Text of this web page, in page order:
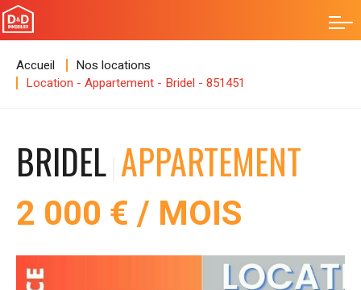
Accueil
Nos locations
Location - Appartement - Bridel - 851451
BRIDEL APPARTEMENT
2 000 € / MOIS